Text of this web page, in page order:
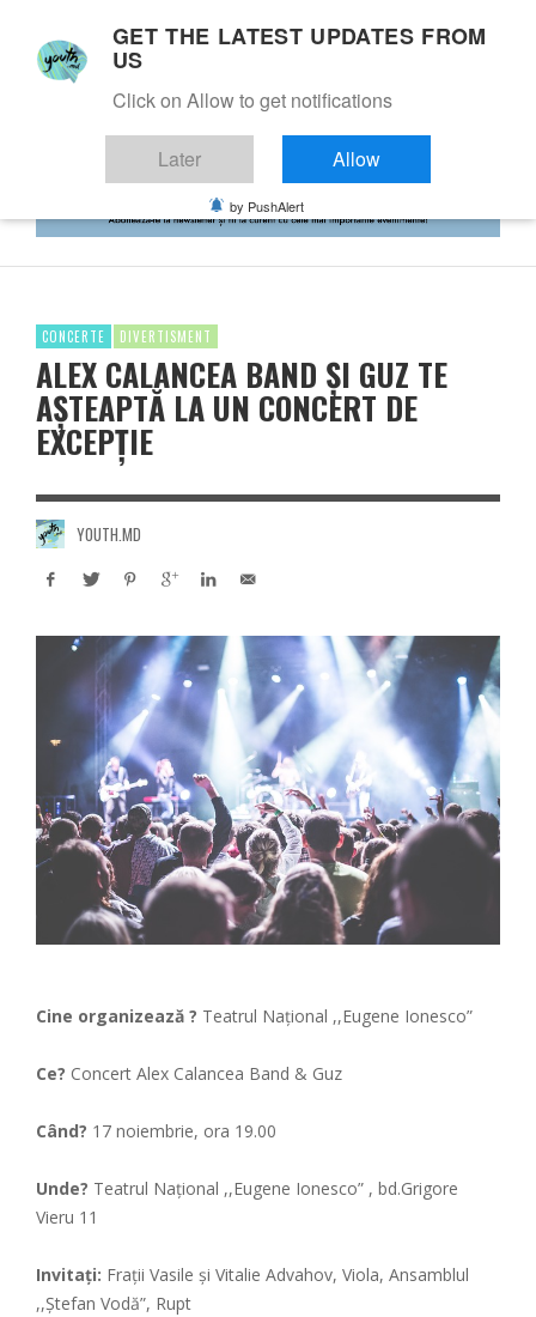
CONCERTE DIVERTISMENT
ALEX CALANCEA BAND ȘI GUZ TE
AȘTEAPTĂ LA UN CONCERT DE
EXCEPȚIE
YOUTH.MD
Cine organizează ? Teatrul Național ,,Eugene Ionesco”
Ce? Concert Alex Calancea Band & Guz
Când? 17 noiembrie, ora 19.00
Unde? Teatrul Național ,,Eugene Ionesco” , bd.Grigore
Vieru 11
Invitați: Frații Vasile și Vitalie Advahov, Viola, Ansamblul
,,Ștefan Vodă”, Rupt
GET THE LATEST UPDATES FROM
US
Click on Allow to get notifications
Later Allow
by PushAlert